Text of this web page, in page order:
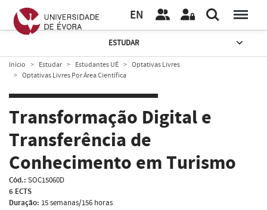
EN
ESTUDAR
Início Estudar Estudantes UÉ
Optativas Livres
Optativas Livres Por Área Científica
Transformação Digital e
Transferência de
Conhecimento em Turismo
Cód.: SOC15060D
6 ECTS
Duração: 15 semanas/156 horas